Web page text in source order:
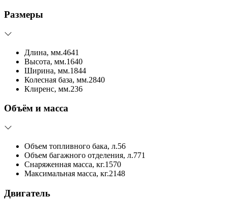
Размеры
Длина, мм.4641
Высота, мм.1640
Ширина, мм.1844
Колесная база, мм.2840
Клиренс, мм.236
Объём и масса
Объем топливного бака, л.56
Объем багажного отделения, л.771
Снаряженная масса, кг.1570
Максимальная масса, кг.2148
Двигатель